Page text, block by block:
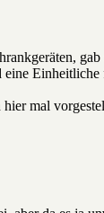
eine
mal